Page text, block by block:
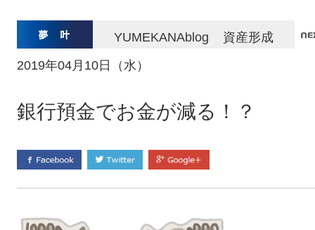
YUMEKANAblog
資産形成
2019年04月10日（水）
銀行預金でお金が減る！？